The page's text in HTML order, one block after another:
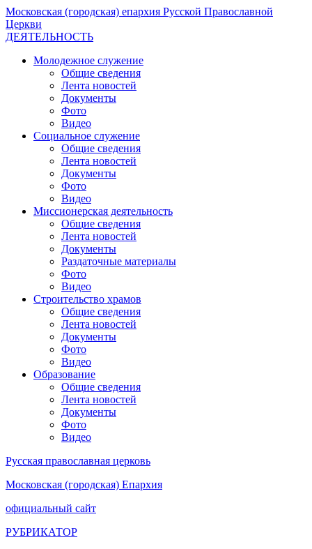
Московская (городская) епархия Русской Православной
Церкви
ДЕЯТЕЛЬНОСТЬ
Молодежное служение
Общие сведения
Лента новостей
Документы
Фото
Видео
Социальное служение
Общие сведения
Лента новостей
Документы
Фото
Видео
Миссионерская деятельность
Общие сведения
Лента новостей
Документы
Раздаточные материалы
Фото
Видео
Строительство храмов
Общие сведения
Лента новостей
Документы
Фото
Видео
Образование
Общие сведения
Лента новостей
Документы
Фото
Видео
Русская православная церковь
Московская (городская) Епархия
официальный сайт
РУБРИКАТОР